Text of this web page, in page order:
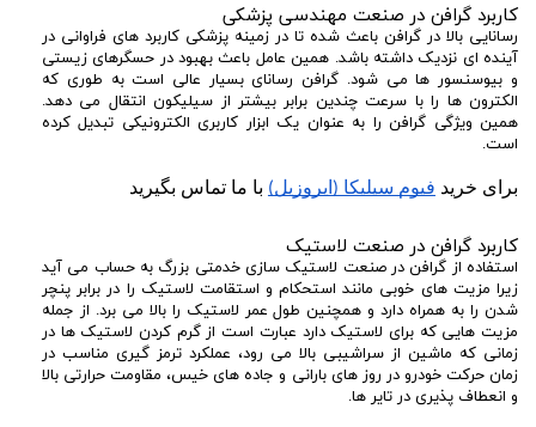
کاربرد گرافن در صنعت مهندسی پزشکی
رسانایی بالا در گرافن باعث شده تا در زمینه پزشکی کاربرد های فراوانی در
آینده ای نزدیک داشته باشد. همین عامل باعث بهبود در حسگرهای زیستی
و بیوسنسور ها می شود. گرافن رسانای بسیار عالی است به طوری که
الکترون ها را با سرعت چندین برابر بیشتر از سیلیکون انتقال می دهد.
همین ویژگی گرافن را به عنوان یک ابزار کاربری الکترونیکی تبدیل کرده
است.
برای خرید فیوم سیلیکا (ایروزیل) با ما تماس بگیرید
کاربرد گرافن در صنعت لاستیک
استفاده از گرافن در صنعت لاستیک سازی خدمتی بزرگ به حساب می آید
زیرا مزیت های خوبی مانند استحکام و استقامت لاستیک را در برابر پنچر
شدن را به همراه دارد و همچنین طول عمر لاستیک را بالا می برد. از جمله
مزیت هایی که برای لاستیک دارد عبارت است از گرم کردن لاستیک ها در
زمانی که ماشین از سراشیبی بالا می رود، عملکرد ترمز گیری مناسب در
زمان حرکت خودرو در روز های بارانی و جاده های خیس، مقاومت حرارتی بالا
و انعطاف پذیری در تایر ها.